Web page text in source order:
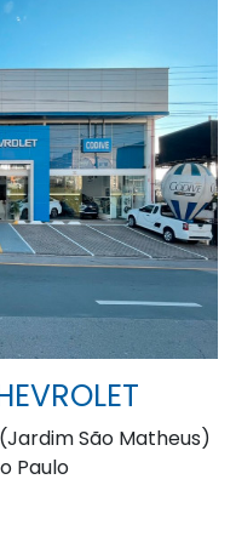
São Matheus)
Paulo